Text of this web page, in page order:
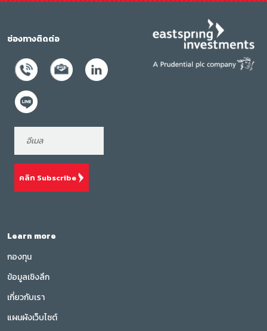
ช่องทางติดต่อ
คลิก Subscribe
Learn more
กองทุน
ข้อมูลเชิงลึก
เกี่ยวกับเรา
แผนผังเว็บไซต์